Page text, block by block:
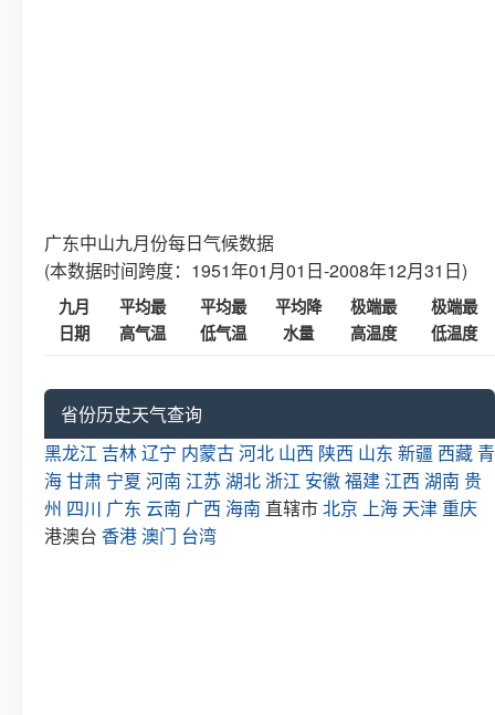
广东中山九月份每日气候数据
(本数据时间跨度：1951年01月01日-2008年12月31日)
九月
日期
平均最
高气温
平均最
低气温
平均降
水量
极端最
高温度
极端最
低温度
省份历史天气查询
黑龙江 吉林辽宁 内蒙古河北 山西 陕西 山东 新疆 西藏 青
海甘肃 宁夏 河南 江苏 湖北 浙江 安徽福建 江西 湖南 贵
州 四川 广东 云南 广西 海南 直辖市北京 上海 天津 重庆
港澳台 香港澳门 台湾